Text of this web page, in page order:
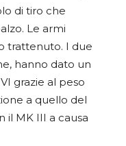
di tiro che
Le armi
trattenuto. I due
hanno dato un
grazie al peso
a quello del
il MK III a causa